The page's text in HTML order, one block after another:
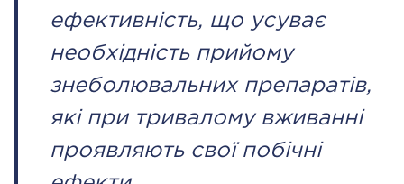
косметологія
косметологія
епіляція
косметологія
ефективність, що усуває
необхідність прийому
знеболювальних препаратів,
які при тривалому вживанні
проявляють свої побічні